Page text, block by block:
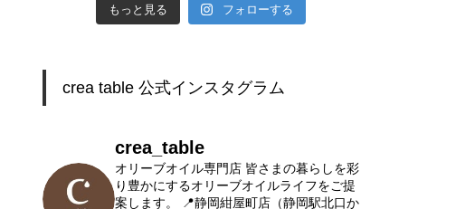
もっと見る フォローする
crea table 公式インスタグラム
crea_table
オリーブオイル専門店 皆さまの暮らしを彩
り豊かにするオリーブオイルライフをご提
案します。
📍静岡紺屋町店（静岡駅北口か